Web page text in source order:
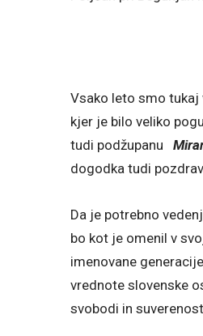
Vsako leto smo tukaj
kjer je bilo veliko
tudi podžupanu
dogodka tudi
Da je potrebno
bo kot je omenil v
imenovane
vrednote slovenske
svobodi in